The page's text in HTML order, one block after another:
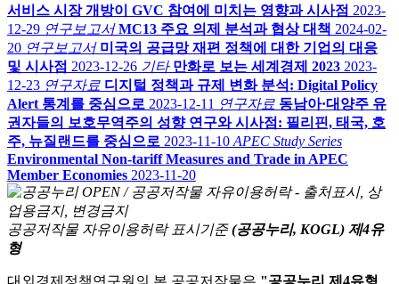
서비스 시장 개방이 GVC 참여에 미치는 영향과 시사점 2023-
12-29 연구보고서 MC13 주요 의제 분석과 협상 대책 2024-02-
20 연구보고서 미국의 공급망 재편 정책에 대한 기업의 대응
및 시사점 2023-12-26 기타 만화로 보는 세계경제 2023 2023-
12-23 연구자료 디지털 정책과 규제 변화 분석: Digital Policy
Alert 통계를 중심으로 2023-12-11 연구자료 동남아·대양주 유
권자들의 보호무역주의 성향 연구와 시사점: 필리핀, 태국, 호
주, 뉴질랜드를 중심으로 2023-11-10 APEC Study Series
Environmental Non-tariff Measures and Trade in APEC
Member Economies 2023-11-20
공공저작물 자유이용허락 표시기준 (공공누리, KOGL) 제4유
형
대외경제정책연구원의 본 공공저작물은 "공공누리 제4유형